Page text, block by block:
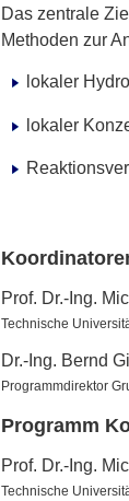
Das zentrale
Methoden zur
lokaler
lokaler
Prof. Dr.-Ing.
Technische
Dr.-Ing. Bernd
Programmdirektor
Programm
Prof. Dr.-Ing.
Technische